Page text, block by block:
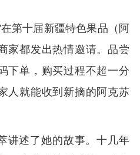
第十届新疆特色果品（阿
家都发出热情邀请。品尝
下单，购买过程不超一分
人就能收到新摘的阿克苏
讲述了她的故事。十几年